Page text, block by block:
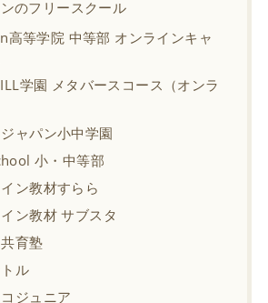
のフリースクール
高等学院 中等部 オンラインキャ
学園 メタバースコース（オンラ
ャパン小中学園
小・中等部
ン教材すらら
ン教材 サブスタ
育塾
ル
ジュニア